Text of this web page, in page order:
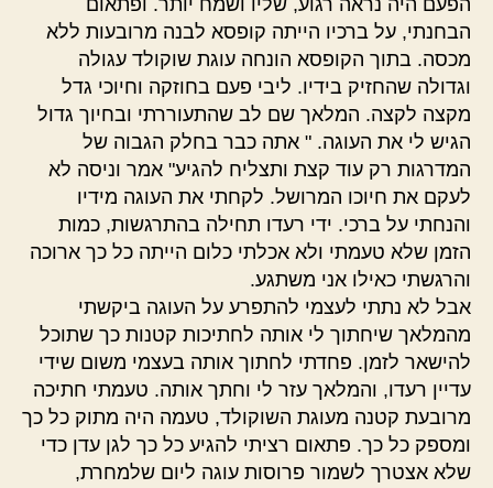
הפעם היה נראה רגוע, שליו ושמח יותר. ופתאום
הבחנתי, על ברכיו הייתה קופסא לבנה מרובעות ללא
מכסה. בתוך הקופסא הונחה עוגת שוקולד עגולה
וגדולה שהחזיק בידיו. ליבי פעם בחוזקה וחיוכי גדל
מקצה לקצה. המלאך שם לב שהתעוררתי ובחיוך גדול
הגיש לי את העוגה. " אתה כבר בחלק הגבוה של
המדרגות רק עוד קצת ותצליח להגיע" אמר וניסה לא
לעקם את חיוכו המרושל. לקחתי את העוגה מידיו
והנחתי על ברכי. ידי רעדו תחילה בהתרגשות, כמות
הזמן שלא טעמתי ולא אכלתי כלום הייתה כל כך ארוכה
והרגשתי כאילו אני משתגע.
אבל לא נתתי לעצמי להתפרע על העוגה ביקשתי
מהמלאך שיחתוך לי אותה לחתיכות קטנות כך שתוכל
להישאר לזמן. פחדתי לחתוך אותה בעצמי משום שידי
עדיין רעדו, והמלאך עזר לי וחתך אותה. טעמתי חתיכה
מרובעת קטנה מעוגת השוקולד, טעמה היה מתוק כל כך
ומספק כל כך. פתאום רציתי להגיע כל כך לגן עדן כדי
שלא אצטרך לשמור פרוסות עוגה ליום שלמחרת,